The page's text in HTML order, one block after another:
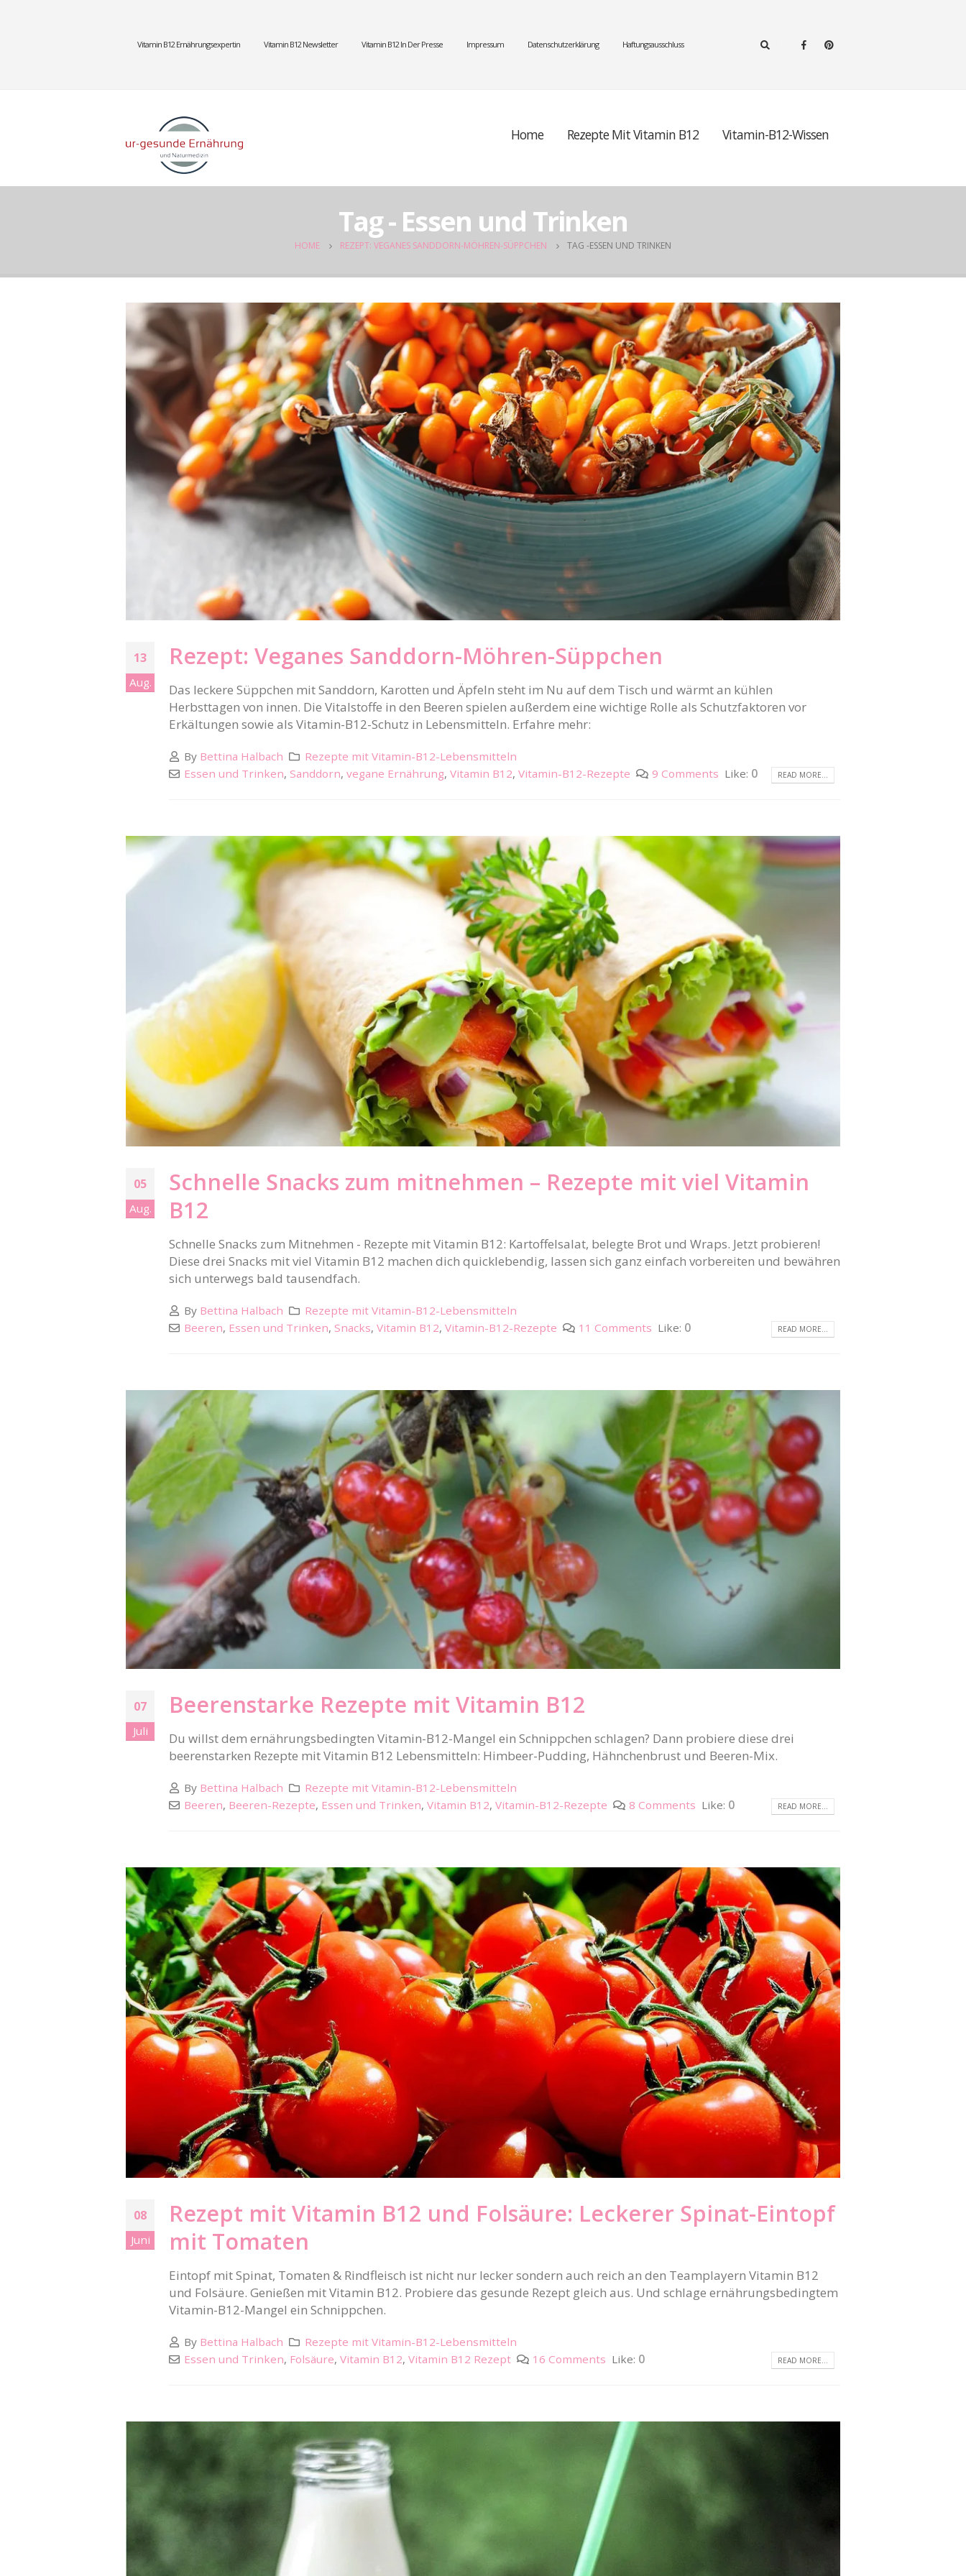
Vitamin B12 Ernährungsexpertin Vitamin B12 Newsletter Vitamin B12 In Der Presse Impressum Datenschutzerklärung Haftungsausschluss
Home Rezepte Mit Vitamin B12 Vitamin-B12-Wissen
Tag - Essen und Trinken
HOME REZEPT: VEGANES SANDDORN-MÖHREN-SÜPPCHEN TAG -ESSEN UND TRINKEN
13
Aug.
Rezept: Veganes Sanddorn-Möhren-Süppchen
Das leckere Süppchen mit Sanddorn, Karotten und Äpfeln steht im Nu auf dem Tisch und wärmt an kühlen
Herbsttagen von innen. Die Vitalstoffe in den Beeren spielen außerdem eine wichtige Rolle als Schutzfaktoren vor
Erkältungen sowie als Vitamin-B12-Schutz in Lebensmitteln. Erfahre mehr:
By Bettina Halbach
Rezepte mit Vitamin-B12-Lebensmitteln
Essen und Trinken, Sanddorn,vegane Ernährung,Vitamin B12,Vitamin-B12-Rezepte 9 Comments Like: 0 READ MORE...
05
Aug.
Schnelle Snacks zum mitnehmen – Rezepte mit viel Vitamin
B12
Schnelle Snacks zum Mitnehmen - Rezepte mit Vitamin B12: Kartoffelsalat, belegte Brot und Wraps. Jetzt probieren!
Diese drei Snacks mit viel Vitamin B12 machen dich quicklebendig, lassen sich ganz einfach vorbereiten und bewähren
sich unterwegs bald tausendfach.
By Bettina Halbach
Rezepte mit Vitamin-B12-Lebensmitteln
Beeren, Essen und Trinken, Snacks,Vitamin B12,Vitamin-B12-Rezepte 11 Comments Like: 0 READ MORE...
07
Juli
Beerenstarke Rezepte mit Vitamin B12
Du willst dem ernährungsbedingten Vitamin-B12-Mangel ein Schnippchen schlagen? Dann probiere diese drei
beerenstarken Rezepte mit Vitamin B12 Lebensmitteln: Himbeer-Pudding, Hähnchenbrust und Beeren-Mix.
By Bettina Halbach
Rezepte mit Vitamin-B12-Lebensmitteln
Beeren, Beeren-Rezepte, Essen und Trinken,Vitamin B12,Vitamin-B12-Rezepte 8 Comments Like: 0 READ MORE...
08
Juni
Rezept mit Vitamin B12 und Folsäure: Leckerer Spinat-Eintopf
mit Tomaten
Eintopf mit Spinat, Tomaten & Rindfleisch ist nicht nur lecker sondern auch reich an den Teamplayern Vitamin B12
und Folsäure. Genießen mit Vitamin B12. Probiere das gesunde Rezept gleich aus. Und schlage ernährungsbedingtem
Vitamin-B12-Mangel ein Schnippchen.
By Bettina Halbach
Rezepte mit Vitamin-B12-Lebensmitteln
Essen und Trinken, Folsäure,Vitamin B12,Vitamin B12 Rezept 16 Comments Like: 0 READ MORE...